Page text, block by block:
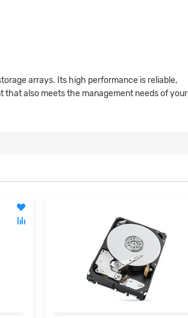
arrays. Its high performance is reliable,
also meets the management needs of your